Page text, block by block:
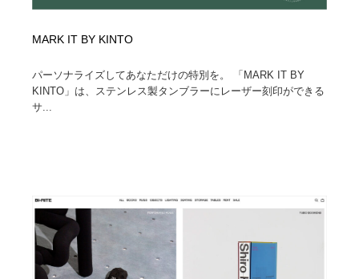
MARK IT BY KINTO
パーソナライズしてあなただけの特別を。 「MARK IT BY
KINTO」は、ステンレス製タンブラーにレーザー刻印ができる
サ...